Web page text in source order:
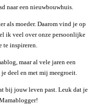
naar een nieuwbouwhuis.
als moeder. Daarom vind je op
ik veel over onze persoonlijke
te inspireren.
maar al vele jaren een
deel en met mij meegroeit.
bij jouw leven past. Leuk dat je